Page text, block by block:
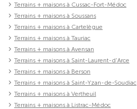
Terrains + maisons à Cussac-Fort-Médoc
Terrains + maisons à Soussans
Terrains + maisons à Cartelègue
Terrains + maisons à Tauriac
Terrains + maisons à Avensan
Terrains + maisons à Saint-Laurent-d'Arce
Terrains + maisons à Berson
Terrains + maisons à Saint-Yzan-de-Soudiac
Terrains + maisons à Vertheuil
Terrains + maisons à Listrac-Médoc